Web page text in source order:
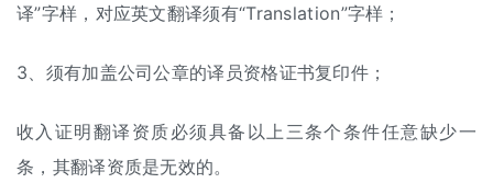
译”字样，对应英文翻译须有“Translation”字样；
3、须有加盖公司公章的译员资格证书复印件；
收入证明翻译资质必须具备以上三条个条件任意缺少一
条，其翻译资质是无效的。